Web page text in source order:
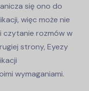
się ono do
więc może nie
czytanie rozmów w
strony, Eyezy
wymaganiami.